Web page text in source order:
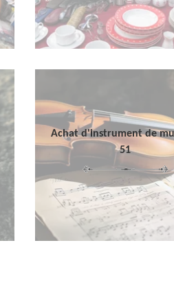
Achat d'instrument de
51